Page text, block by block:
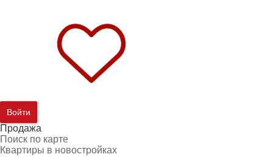
Войти
Продажа
Поиск по карте
Квартиры в новостройках